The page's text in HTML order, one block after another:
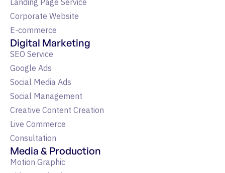
Landing Page Service
Corporate Website
E-commerce
Digital Marketing
SEO Service
Google Ads
Social Media Ads
Social Management
Creative Content Creation
Live Commerce
Consultation
Media & Production
Motion Graphic